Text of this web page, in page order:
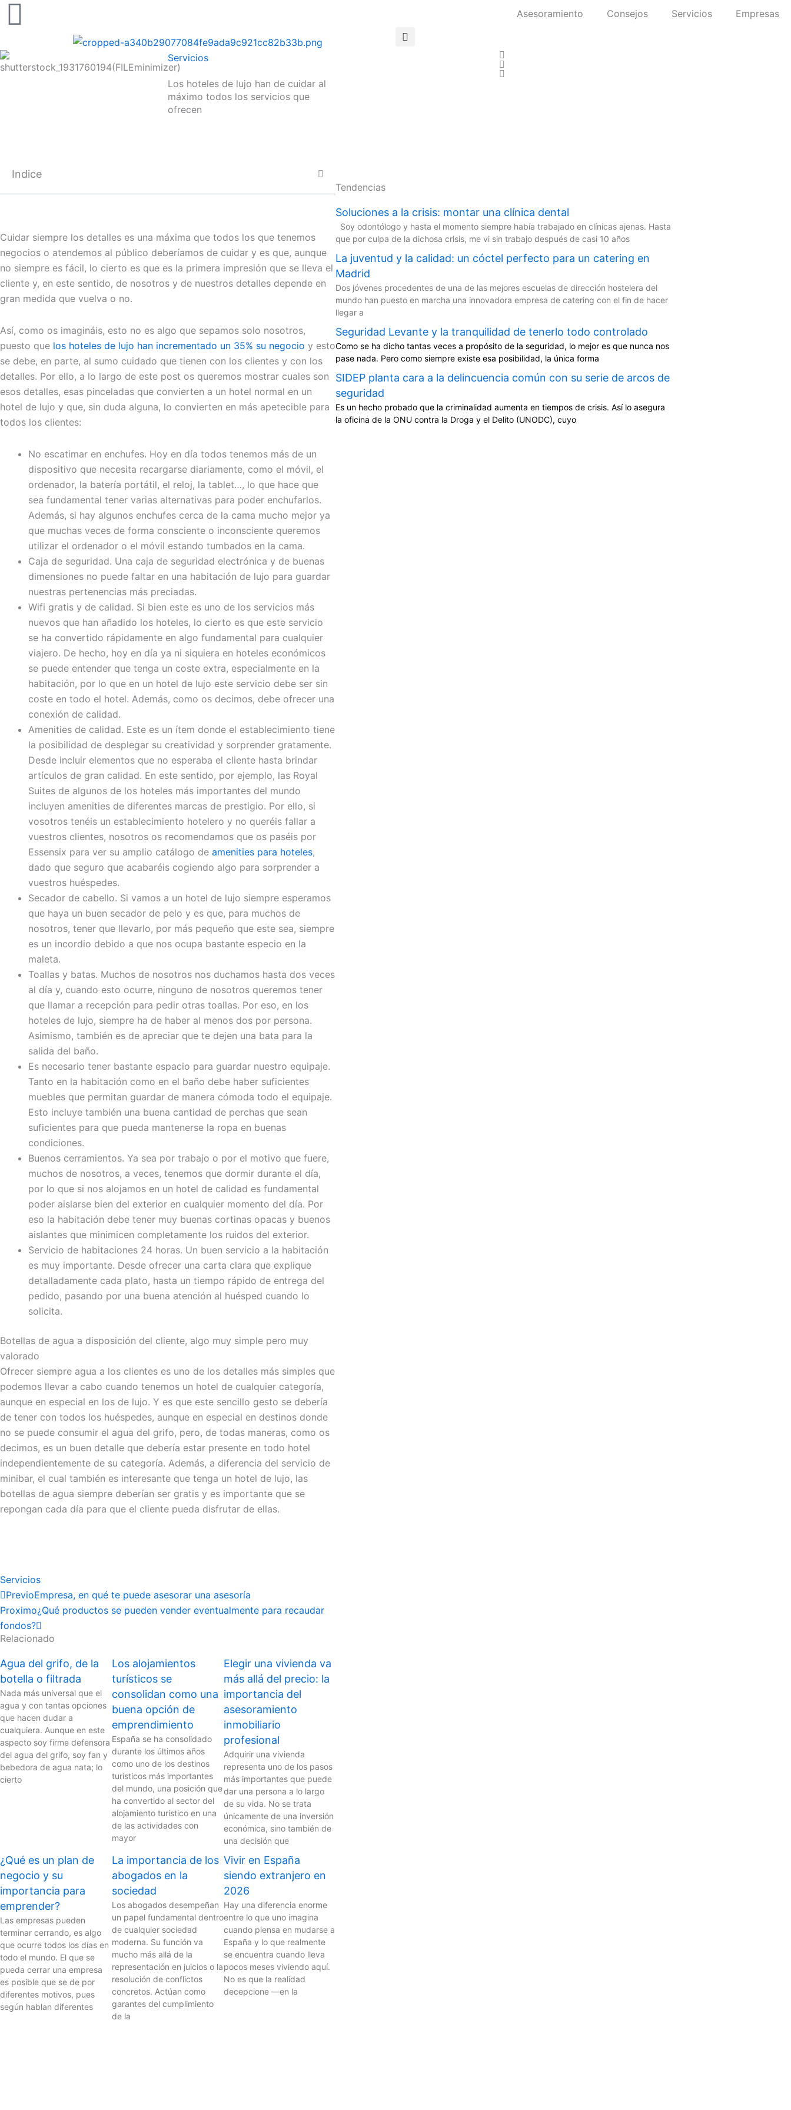
Asesoramiento Consejos Servicios Empresas
Servicios
Los hoteles de lujo han de cuidar al
máximo todos los servicios que
ofrecen
Indice
Cuidar siempre los detalles es una máxima que todos los que tenemos
negocios o atendemos al público deberíamos de cuidar y es que, aunque
no siempre es fácil, lo cierto es que es la primera impresión que se lleva el
cliente y, en este sentido, de nosotros y de nuestros detalles depende en
gran medida que vuelva o no.
Así, como os imagináis, esto no es algo que sepamos solo nosotros,
puesto que los hoteles de lujo han incrementado un 35% su negocio y esto
se debe, en parte, al sumo cuidado que tienen con los clientes y con los
detalles. Por ello, a lo largo de este post os queremos mostrar cuales son
esos detalles, esas pinceladas que convierten a un hotel normal en un
hotel de lujo y que, sin duda alguna, lo convierten en más apetecible para
todos los clientes:
No escatimar en enchufes. Hoy en día todos tenemos más de un
dispositivo que necesita recargarse diariamente, como el móvil, el
ordenador, la batería portátil, el reloj, la tablet…, lo que hace que
sea fundamental tener varias alternativas para poder enchufarlos.
Además, si hay algunos enchufes cerca de la cama mucho mejor ya
que muchas veces de forma consciente o inconsciente queremos
utilizar el ordenador o el móvil estando tumbados en la cama.
Caja de seguridad. Una caja de seguridad electrónica y de buenas
dimensiones no puede faltar en una habitación de lujo para guardar
nuestras pertenencias más preciadas.
Wifi gratis y de calidad. Si bien este es uno de los servicios más
nuevos que han añadido los hoteles, lo cierto es que este servicio
se ha convertido rápidamente en algo fundamental para cualquier
viajero. De hecho, hoy en día ya ni siquiera en hoteles económicos
se puede entender que tenga un coste extra, especialmente en la
habitación, por lo que en un hotel de lujo este servicio debe ser sin
coste en todo el hotel. Además, como os decimos, debe ofrecer una
conexión de calidad.
Amenities de calidad. Este es un ítem donde el establecimiento tiene
la posibilidad de desplegar su creatividad y sorprender gratamente.
Desde incluir elementos que no esperaba el cliente hasta brindar
artículos de gran calidad. En este sentido, por ejemplo, las Royal
Suites de algunos de los hoteles más importantes del mundo
incluyen amenities de diferentes marcas de prestigio. Por ello, si
vosotros tenéis un establecimiento hotelero y no queréis fallar a
vuestros clientes, nosotros os recomendamos que os paséis por
Essensix para ver su amplio catálogo de amenities para hoteles,
dado que seguro que acabaréis cogiendo algo para sorprender a
vuestros huéspedes.
Secador de cabello. Si vamos a un hotel de lujo siempre esperamos
que haya un buen secador de pelo y es que, para muchos de
nosotros, tener que llevarlo, por más pequeño que este sea, siempre
es un incordio debido a que nos ocupa bastante especio en la
maleta.
Toallas y batas. Muchos de nosotros nos duchamos hasta dos veces
al día y, cuando esto ocurre, ninguno de nosotros queremos tener
que llamar a recepción para pedir otras toallas. Por eso, en los
hoteles de lujo, siempre ha de haber al menos dos por persona.
Asimismo, también es de apreciar que te dejen una bata para la
salida del baño.
Es necesario tener bastante espacio para guardar nuestro equipaje.
Tanto en la habitación como en el baño debe haber suficientes
muebles que permitan guardar de manera cómoda todo el equipaje.
Esto incluye también una buena cantidad de perchas que sean
suficientes para que pueda mantenerse la ropa en buenas
condiciones.
Buenos cerramientos. Ya sea por trabajo o por el motivo que fuere,
muchos de nosotros, a veces, tenemos que dormir durante el día,
por lo que si nos alojamos en un hotel de calidad es fundamental
poder aislarse bien del exterior en cualquier momento del día. Por
eso la habitación debe tener muy buenas cortinas opacas y buenos
aislantes que minimicen completamente los ruidos del exterior.
Servicio de habitaciones 24 horas. Un buen servicio a la habitación
es muy importante. Desde ofrecer una carta clara que explique
detalladamente cada plato, hasta un tiempo rápido de entrega del
pedido, pasando por una buena atención al huésped cuando lo
solicita.
Botellas de agua a disposición del cliente, algo muy simple pero muy
valorado
Ofrecer siempre agua a los clientes es uno de los detalles más simples que
podemos llevar a cabo cuando tenemos un hotel de cualquier categoría,
aunque en especial en los de lujo. Y es que este sencillo gesto se debería
de tener con todos los huéspedes, aunque en especial en destinos donde
no se puede consumir el agua del grifo, pero, de todas maneras, como os
decimos, es un buen detalle que debería estar presente en todo hotel
independientemente de su categoría. Además, a diferencia del servicio de
minibar, el cual también es interesante que tenga un hotel de lujo, las
botellas de agua siempre deberían ser gratis y es importante que se
repongan cada día para que el cliente pueda disfrutar de ellas.
Servicios
Ant
PrevioEmpresa, en qué te puede asesorar una asesoría
Proximo¿Qué productos se pueden vender eventualmente para recaudar
fondos?
Siguiente
Relacionado
Agua del grifo, de la
botella o filtrada
Nada más universal que el
agua y con tantas opciones
que hacen dudar a
cualquiera. Aunque en este
aspecto soy firme defensora
del agua del grifo, soy fan y
bebedora de agua nata; lo
cierto
Los alojamientos
turísticos se
consolidan como una
buena opción de
emprendimiento
España se ha consolidado
durante los últimos años
como uno de los destinos
turísticos más importantes
del mundo, una posición que
ha convertido al sector del
alojamiento turístico en una
de las actividades con
mayor
Elegir una vivienda va
más allá del precio: la
importancia del
asesoramiento
inmobiliario
profesional
Adquirir una vivienda
representa uno de los pasos
más importantes que puede
dar una persona a lo largo
de su vida. No se trata
únicamente de una inversión
económica, sino también de
una decisión que
¿Qué es un plan de
negocio y su
importancia para
emprender?
Las empresas pueden
terminar cerrando, es algo
que ocurre todos los días en
todo el mundo. El que se
pueda cerrar una empresa
es posible que se de por
diferentes motivos, pues
según hablan diferentes
La importancia de los
abogados en la
sociedad
Los abogados desempeñan
un papel fundamental dentro
de cualquier sociedad
moderna. Su función va
mucho más allá de la
representación en juicios o la
resolución de conflictos
concretos. Actúan como
garantes del cumplimiento
de la
Vivir en España
siendo extranjero en
2026
Hay una diferencia enorme
entre lo que uno imagina
cuando piensa en mudarse a
España y lo que realmente
se encuentra cuando lleva
pocos meses viviendo aquí.
No es que la realidad
decepcione —en la
Tendencias
Soluciones a la crisis: montar una clínica dental
Soy odontólogo y hasta el momento siempre había trabajado en clínicas ajenas. Hasta
que por culpa de la dichosa crisis, me vi sin trabajo después de casi 10 años
La juventud y la calidad: un cóctel perfecto para un catering en
Madrid
Dos jóvenes procedentes de una de las mejores escuelas de dirección hostelera del
mundo han puesto en marcha una innovadora empresa de catering con el fin de hacer
llegar a
Seguridad Levante y la tranquilidad de tenerlo todo controlado
Como se ha dicho tantas veces a propósito de la seguridad, lo mejor es que nunca nos
pase nada. Pero como siempre existe esa posibilidad, la única forma
SIDEP planta cara a la delincuencia común con su serie de arcos de
seguridad
Es un hecho probado que la criminalidad aumenta en tiempos de crisis. Así lo asegura
la oficina de la ONU contra la Droga y el Delito (UNODC), cuyo